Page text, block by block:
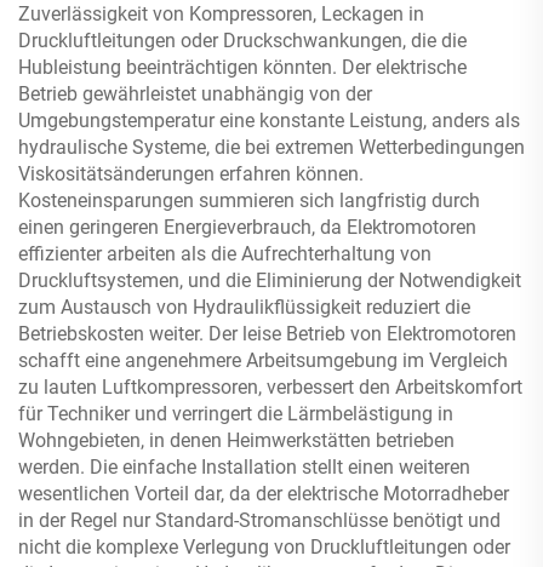
Zuverlässigkeit von Kompressoren, Leckagen in
Druckluftleitungen oder Druckschwankungen, die die
Hubleistung beeinträchtigen könnten. Der elektrische
Betrieb gewährleistet unabhängig von der
Umgebungstemperatur eine konstante Leistung, anders als
hydraulische Systeme, die bei extremen Wetterbedingungen
Viskositätsänderungen erfahren können.
Kosteneinsparungen summieren sich langfristig durch
einen geringeren Energieverbrauch, da Elektromotoren
effizienter arbeiten als die Aufrechterhaltung von
Druckluftsystemen, und die Eliminierung der Notwendigkeit
zum Austausch von Hydraulikflüssigkeit reduziert die
Betriebskosten weiter. Der leise Betrieb von Elektromotoren
schafft eine angenehmere Arbeitsumgebung im Vergleich
zu lauten Luftkompressoren, verbessert den Arbeitskomfort
für Techniker und verringert die Lärmbelästigung in
Wohngebieten, in denen Heimwerkstätten betrieben
werden. Die einfache Installation stellt einen weiteren
wesentlichen Vorteil dar, da der elektrische Motorradheber
in der Regel nur Standard-Stromanschlüsse benötigt und
nicht die komplexe Verlegung von Druckluftleitungen oder